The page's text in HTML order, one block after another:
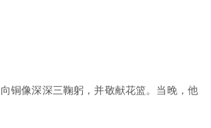
铜像深深三鞠躬，并敬献花篮。当晚，他